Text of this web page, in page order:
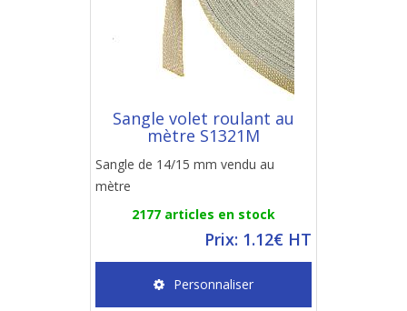
Sangle volet roulant au
mètre S1321M
Sangle de 14/15 mm vendu au
mètre
2177 articles en stock
Prix: 1.12€ HT
Personnaliser